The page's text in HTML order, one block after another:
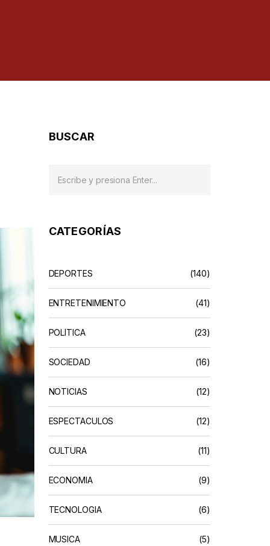
BUSCAR
CATEGORÍAS
DEPORTES (140)
ENTRETENIMIENTO (41)
POLÍTICA (23)
SOCIEDAD (16)
NOTICIAS (12)
ESPECTACULOS (12)
CULTURA (11)
ECONOMIA (9)
TECNOLOGIA (6)
MUSICA (5)